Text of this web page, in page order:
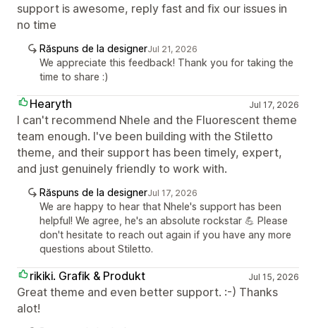
support is awesome, reply fast and fix our issues in
no time
Răspuns de la designerJul 21, 2026
We appreciate this feedback! Thank you for taking the
time to share :)
Hearyth Jul 17, 2026
I can't recommend Nhele and the Fluorescent theme
team enough. I've been building with the Stiletto
theme, and their support has been timely, expert,
and just genuinely friendly to work with.
Răspuns de la designerJul 17, 2026
We are happy to hear that Nhele's support has been
helpful! We agree, he's an absolute rockstar 💪 Please
don't hesitate to reach out again if you have any more
questions about Stiletto.
rikiki. Grafik & Produkt Jul 15, 2026
Great theme and even better support. :-) Thanks
alot!